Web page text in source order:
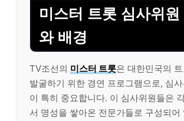
미스터 트롯 심사위원
와 배경
TV조선의 미스터 트롯은 대한민국의
발굴하기 위한 경연 프로그램으로, 심
이 특히 중요합니다. 이 심사위원들은
서 명성을 쌓아온 전문가들로 구성되어